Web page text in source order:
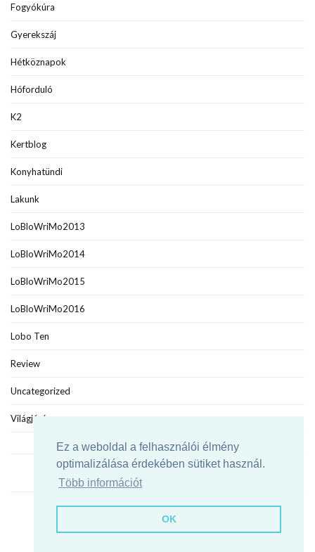
Ez a weboldal a felhasználói élmény
optimalizálása érdekében sütiket használ.
Több információt
OK
Fogyókúra
Gyerekszáj
Hétköznapok
Hóforduló
K2
Kertblog
Konyhatündi
Lakunk
LoBloWriMo2013
LoBloWriMo2014
LoBloWriMo2015
LoBloWriMo2016
Lobo Ten
Review
Uncategorized
Világjáró
Agypakolás